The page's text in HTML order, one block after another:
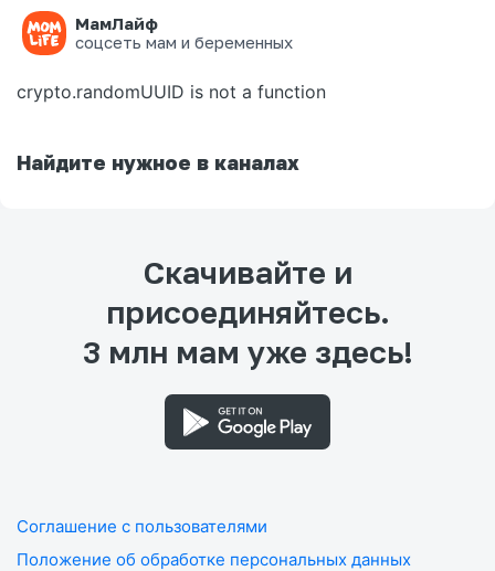
МамЛайф
соцсеть мам и беременных
Ошибка на странице
crypto.randomUUID is not a function
Найдите нужное в каналах
Скачивайте и
присоединяйтесь.
3 млн мам уже здесь!
Соглашение с пользователями
Положение об обработке персональных данных